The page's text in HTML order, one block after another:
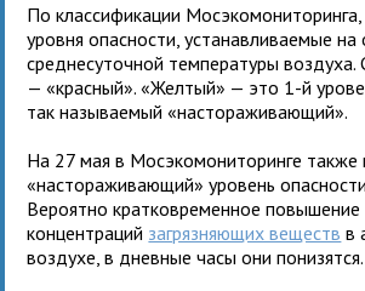
По классификации Мосэкомониторинга,
уровня опасности, устанавливаемые на
среднесуточной температуры
— «красный». «Желтый» — это 1-й
так называемый «настораживающий».
На 27 мая в Мосэкомониторинге также
«настораживающий» уровень
Вероятно кратковременное повышение
концентраций загрязняющих веществ в
воздухе, в дневные часы они понизятся.